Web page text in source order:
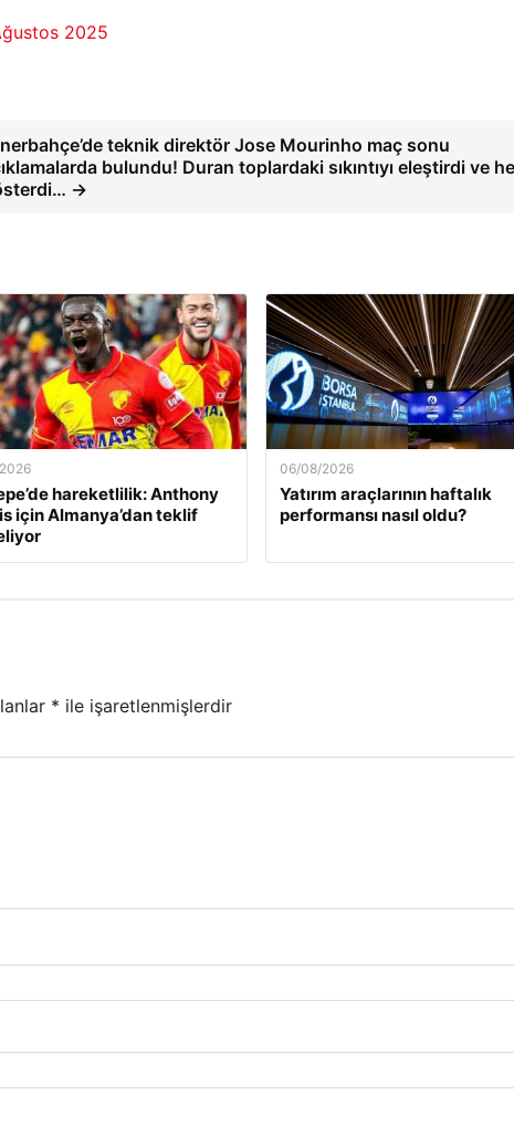
2025
teknik direktör Jose Mourinho maç sonu
bulundu! Duran toplardaki sıkıntıyı eleştirdi ve
→
hareketlilik: Anthony
için Almanya’dan teklif
06/08/2026
Yatırım araçlarının haftalık
performansı nasıl oldu?
* ile işaretlenmişlerdir